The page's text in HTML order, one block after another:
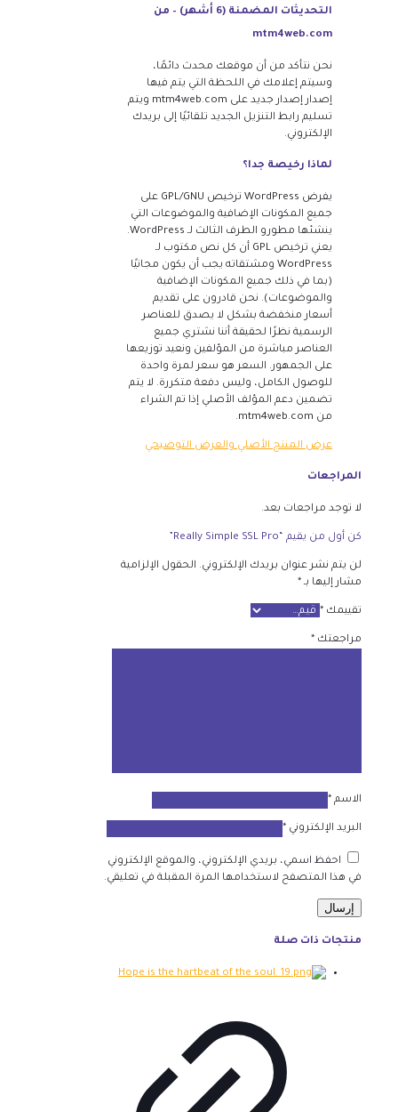
التحديثات المضمنة (6 أشهر) – من
mtm4web.com
نحن نتأكد من أن موقعك محدث دائمًا،
وسيتم إعلامك في اللحظة التي يتم فيها
إصدار إصدار جديد على mtm4web.com ويتم
تسليم رابط التنزيل الجديد تلقائيًا إلى بريدك
الإلكتروني.
لماذا رخيصة جدا؟
يفرض WordPress ترخيص GPL/GNU على
جميع المكونات الإضافية والموضوعات التي
ينشئها مطورو الطرف الثالث لـ WordPress.
يعني ترخيص GPL أن كل نص مكتوب لـ
WordPress ومشتقاته يجب أن يكون مجانيًا
(بما في ذلك جميع المكونات الإضافية
والموضوعات). نحن قادرون على تقديم
أسعار منخفضة بشكل لا يصدق للعناصر
الرسمية نظرًا لحقيقة أننا نشتري جميع
العناصر مباشرة من المؤلفين ونعيد توزيعها
على الجمهور. السعر هو سعر لمرة واحدة
للوصول الكامل، وليس دفعة متكررة. لا يتم
تضمين دعم المؤلف الأصلي إذا تم الشراء
من mtm4web.com.
عرض المنتج الأصلي والعرض التوضيحي
المراجعات
لا توجد مراجعات بعد.
كن أول من يقيم “Really Simple SSL Pro”
لن يتم نشر عنوان بريدك الإلكتروني. الحقول الإلزامية
مشار إليها بـ *
تقييمك *
مراجعتك *
الاسم *
البريد الإلكتروني *
احفظ اسمي، بريدي الإلكتروني، والموقع الإلكتروني
في هذا المتصفح لاستخدامها المرة المقبلة في تعليقي.
منتجات ذات صلة